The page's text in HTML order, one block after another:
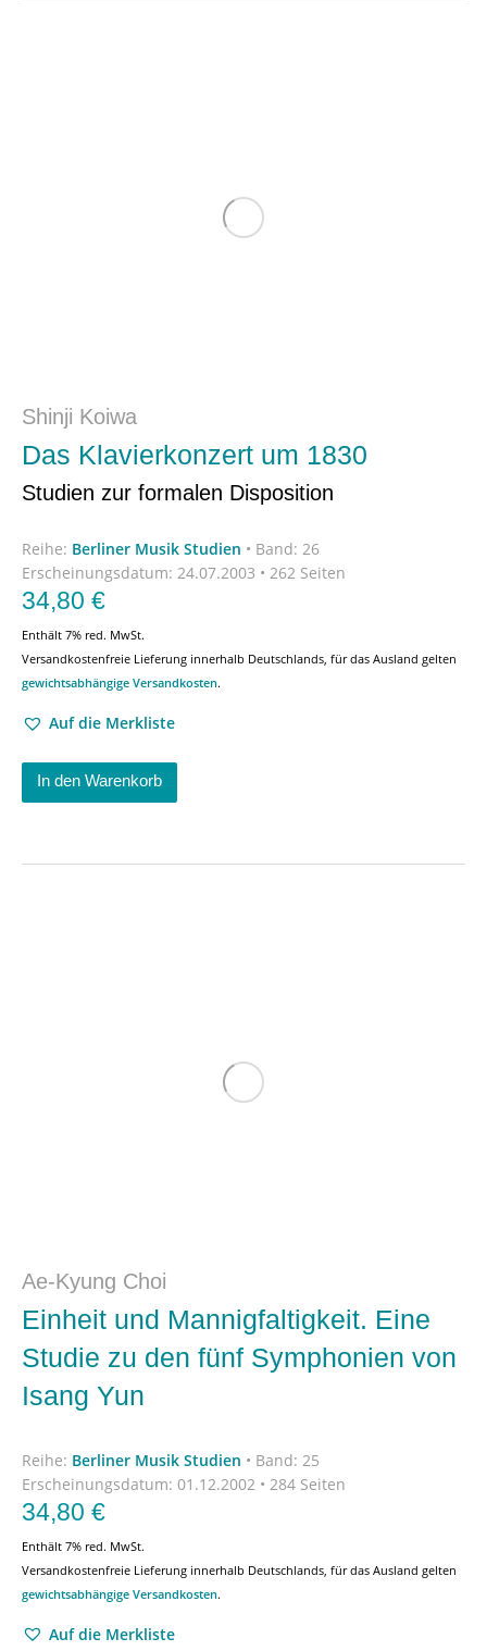
Shinji Koiwa
Das Klavierkonzert um 1830
Studien zur formalen Disposition
Reihe: Berliner Musik Studien • Band: 26
Erscheinungsdatum: 24.07.2003 • 262 Seiten
34,80 €
Enthält 7% red. MwSt.
Versandkostenfreie Lieferung innerhalb Deutschlands, für das Ausland gelten
gewichtsabhängige Versandkosten.
Auf die Merkliste
In den Warenkorb
Ae-Kyung Choi
Einheit und Mannigfaltigkeit. Eine
Studie zu den fünf Symphonien von
Isang Yun
Reihe: Berliner Musik Studien • Band: 25
Erscheinungsdatum: 01.12.2002 • 284 Seiten
34,80 €
Enthält 7% red. MwSt.
Versandkostenfreie Lieferung innerhalb Deutschlands, für das Ausland gelten
gewichtsabhängige Versandkosten.
Auf die Merkliste